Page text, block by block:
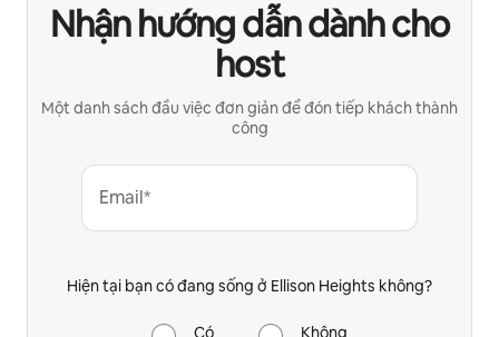
Nhận hướng dẫn dành cho
host
Một danh sách đầu việc đơn giản để đón tiếp khách thành
công
Email*
Hiện tại bạn có đang sống ở Ellison Heights không?
Có Không